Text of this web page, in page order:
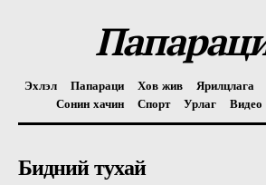
Эхлэл Папараци Хов жив Ярилцлага
Сонин хачин
Спорт Урлаг Видео
Бидний тухай